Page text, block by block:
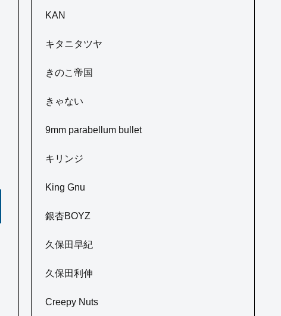
KAN
キタニタツヤ
きのこ帝国
きゃない
9mm parabellum bullet
キリンジ
King Gnu
銀杏BOYZ
久保田早紀
久保田利伸
Creepy Nuts